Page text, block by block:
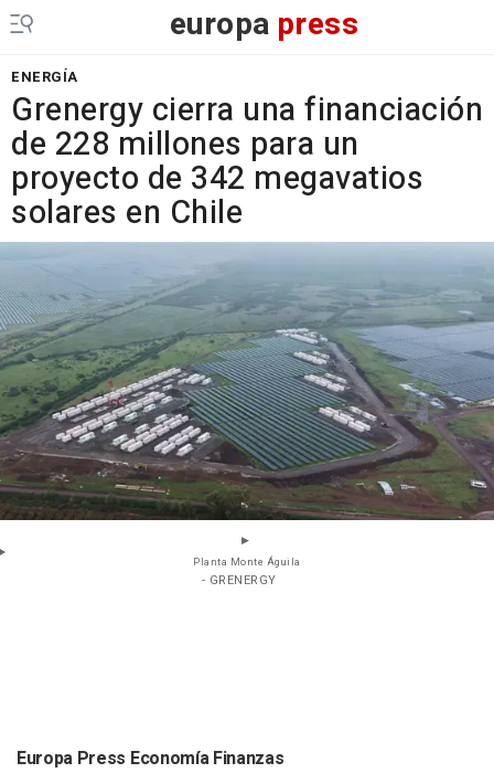
europa press
ENERGÍA
Grenergy cierra una financiación
de 228 millones para un
proyecto de 342 megavatios
solares en Chile
Planta Monte Águila
- GRENERGY
Europa Press Economía Finanzas